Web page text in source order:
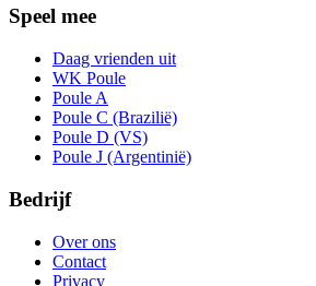
Speel mee
Daag vrienden uit
WK Poule
Poule A
Poule C (Brazilië)
Poule D (VS)
Poule J (Argentinië)
Bedrijf
Over ons
Contact
Privacy